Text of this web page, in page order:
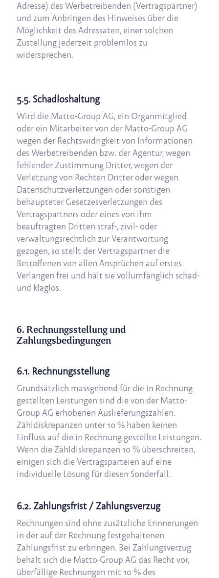
Adresse) des Werbetreibenden (Vertragspartner)
und zum Anbringen des Hinweises über die
Möglichkeit des Adressaten, einer solchen
Zustellung jederzeit problemlos zu
widersprechen.
5.5. Schadloshaltung
Wird die Matto-Group AG, ein Organmitglied
oder ein Mitarbeiter von der Matto-Group AG
wegen der Rechtswidrigkeit von Informationen
des Werbetreibenden bzw. der Agentur, wegen
fehlender Zustimmung Dritter, wegen der
Verletzung von Rechten Dritter oder wegen
Datenschutzverletzungen oder sonstigen
behaupteter Gesetzesverletzungen des
Vertragspartners oder eines von ihm
beauftragten Dritten straf-, zivil- oder
verwaltungsrechtlich zur Verantwortung
gezogen, so stellt der Vertragspartner die
Betroffenen von allen Ansprüchen auf erstes
Verlangen frei und hält sie vollumfänglich schad-
und klaglos.
6. Rechnungsstellung und
Zahlungsbedingungen
6.1. Rechnungsstellung
Grundsätzlich massgebend für die in Rechnung
gestellten Leistungen sind die von der Matto-
Group AG erhobenen Auslieferungszahlen.
Zähldiskrepanzen unter 10 % haben keinen
Einfluss auf die in Rechnung gestellte Leistungen.
Wenn die Zähldiskrepanzen 10 % überschreiten,
einigen sich die Vertragsparteien auf eine
individuelle Lösung für diesen Sonderfall.
6.2. Zahlungsfrist / Zahlungsverzug
Rechnungen sind ohne zusätzliche Erinnerungen
in der auf der Rechnung festgehaltenen
Zahlungsfrist zu erbringen. Bei Zahlungsverzug
behält sich die Matto-Group AG das Recht vor,
überfällige Rechnungen mit 10 % des